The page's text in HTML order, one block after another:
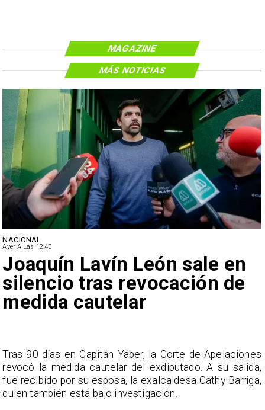
MAGAZINE
NACIONAL
Ayer A Las 12:40
Joaquín Lavín León sale en
silencio tras revocación de
medida cautelar
Tras 90 días en Capitán Yáber, la Corte de Apelaciones
revocó la medida cautelar del exdiputado. A su salida,
fue recibido por su esposa, la exalcaldesa Cathy Barriga,
quien también está bajo investigación.
MÁS NOTICIAS